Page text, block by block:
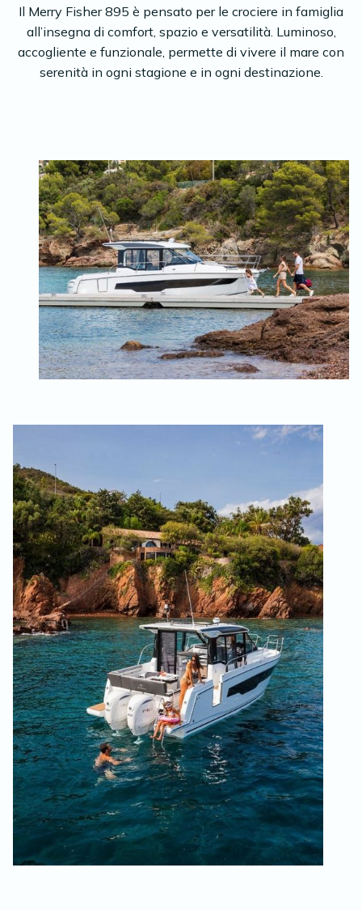
Il Merry Fisher 895 è pensato per le crociere in famiglia
all’insegna di comfort, spazio e versatilità. Luminoso,
accogliente e funzionale, permette di vivere il mare con
serenità in ogni stagione e in ogni destinazione.